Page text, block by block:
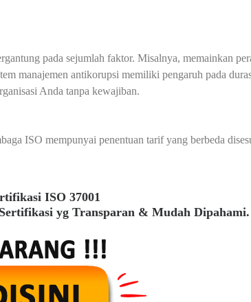
pada sejumlah faktor. Misalnya, memainkan
manajemen antikorupsi memiliki pengaruh pada
Anda tanpa kewajiban.
ISO mempunyai penentuan tarif yang berbeda
ISO 37001
yg Transparan & Mudah Dipahami.